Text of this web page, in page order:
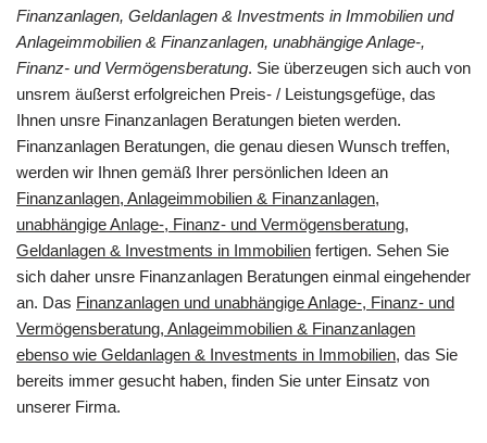
Finanzanlagen, Geldanlagen & Investments in Immobilien und
Anlageimmobilien & Finanzanlagen, unabhängige Anlage-,
Finanz- und Vermögensberatung. Sie überzeugen sich auch von
unsrem äußerst erfolgreichen Preis- / Leistungsgefüge, das
Ihnen unsre Finanzanlagen Beratungen bieten werden.
Finanzanlagen Beratungen, die genau diesen Wunsch treffen,
werden wir Ihnen gemäß Ihrer persönlichen Ideen an
Finanzanlagen, Anlageimmobilien & Finanzanlagen,
unabhängige Anlage-, Finanz- und Vermögensberatung,
Geldanlagen & Investments in Immobilien fertigen. Sehen Sie
sich daher unsre Finanzanlagen Beratungen einmal eingehender
an. Das Finanzanlagen und unabhängige Anlage-, Finanz- und
Vermögensberatung, Anlageimmobilien & Finanzanlagen
ebenso wie Geldanlagen & Investments in Immobilien, das Sie
bereits immer gesucht haben, finden Sie unter Einsatz von
unserer Firma.